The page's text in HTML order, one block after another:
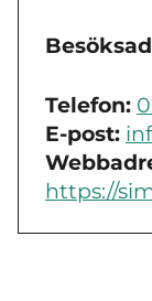
Telefon:
E-post:
https://